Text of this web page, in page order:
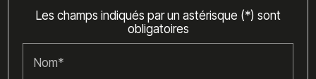
Les champs indiqués par un astérisque (*) sont
obligatoires
Nom*